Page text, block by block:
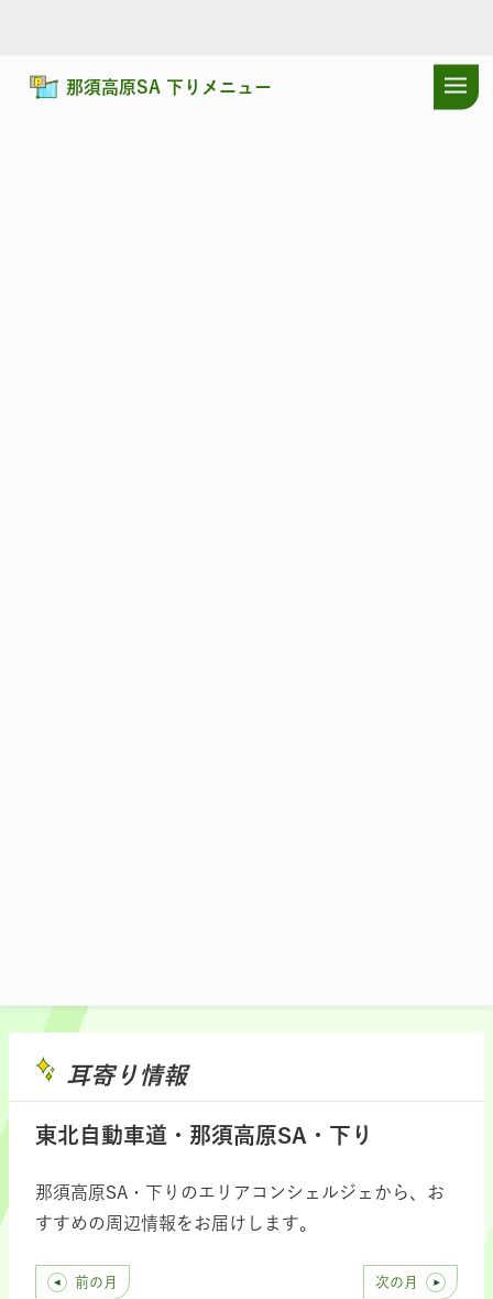
那須高原SA 下りメニュー
耳寄り情報
東北自動車道・那須高原SA・下り
那須高原SA・下りのエリアコンシェルジェから、お
すすめの周辺情報をお届けします。
前の月 次の月